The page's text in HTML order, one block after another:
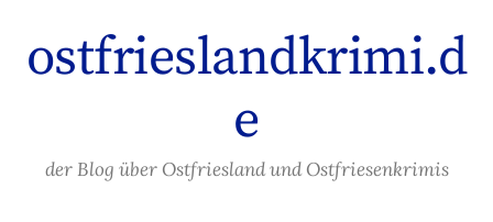
Inhalt
überspringen
ostfrieslandkrimi.d
e
der Blog über Ostfriesland und Ostfriesenkrimis